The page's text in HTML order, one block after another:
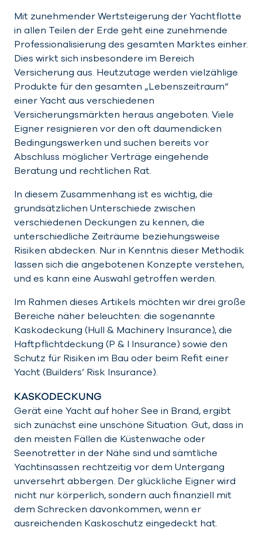
Mit zunehmender Wertsteigerung der Yachtflotte
in allen Teilen der Erde geht eine zunehmende
Professionalisierung des gesamten Marktes einher.
Dies wirkt sich insbesondere im Bereich
Versicherung aus. Heutzutage werden vielzählige
Produkte für den gesamten „Lebenszeitraum“
einer Yacht aus verschiedenen
Versicherungsmärkten heraus angeboten. Viele
Eigner resignieren vor den oft daumendicken
Bedingungswerken und suchen bereits vor
Abschluss möglicher Verträge eingehende
Beratung und rechtlichen Rat.
In diesem Zusammenhang ist es wichtig, die
grundsätzlichen Unterschiede zwischen
verschiedenen Deckungen zu kennen, die
unterschiedliche Zeiträume beziehungsweise
Risiken abdecken. Nur in Kenntnis dieser Methodik
lassen sich die angebotenen Konzepte verstehen,
und es kann eine Auswahl getroffen werden.
Im Rahmen dieses Artikels möchten wir drei große
Bereiche näher beleuchten: die sogenannte
Kaskodeckung (Hull & Machinery Insurance), die
Haftpflichtdeckung (P & I Insurance) sowie den
Schutz für Risiken im Bau oder beim Refit einer
Yacht (Builders’ Risk Insurance).
KASKODECKUNG
Gerät eine Yacht auf hoher See in Brand, ergibt
sich zunächst eine unschöne Situation. Gut, dass in
den meisten Fällen die Küstenwache oder
Seenotretter in der Nähe sind und sämtliche
Yachtinsassen rechtzeitig vor dem Untergang
unversehrt abbergen. Der glückliche Eigner wird
nicht nur körperlich, sondern auch finanziell mit
dem Schrecken davonkommen, wenn er
ausreichenden Kaskoschutz eingedeckt hat.